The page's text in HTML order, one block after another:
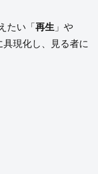
たい「 再生 」や
具現化し、見る者に